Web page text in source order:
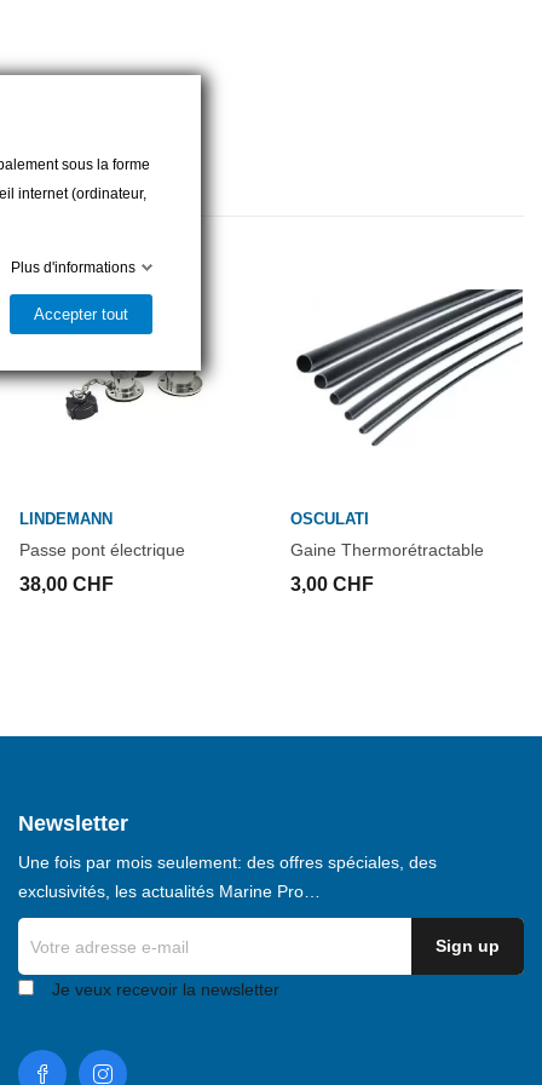
LINDEMANN
Passe pont électrique
38,00 CHF
OSCULATI
Gaine Thermorétractable
3,00 CHF
Newsletter
Une fois par mois seulement: des offres spéciales, des
exclusivités, les actualités Marine Pro…
Je veux recevoir la newsletter
sous la forme
internet (ordinateur,
Plus d'informations
Accepter tout